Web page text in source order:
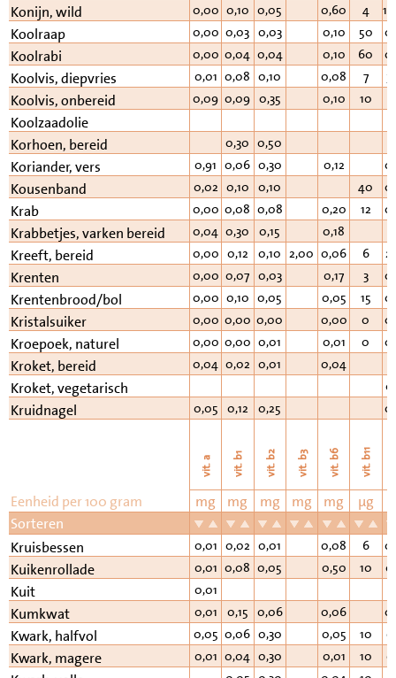
Konijn, wild 0,00 0,10 0,05 0,60 4
Koolraap 0,00 0,03 0,03 0,10 50
Koolrabi 0,00 0,04 0,04 0,10 60
Koolvis, diepvries 0,01 0,08 0,10 0,08 7
Koolvis, onbereid 0,09 0,09 0,35 0,10 10
Koolzaadolie
Korhoen, bereid
0,30 0,50
Koriander, vers 0,91 0,06 0,30 0,12
Kousenband 0,02 0,10 0,10 40
Krab 0,00 0,08 0,08 0,20 12
Krabbetjes, varken bereid 0,04 0,30 0,15 0,18
Kreeft, bereid 0,00 0,12 0,10 2,00 0,06 6
Krenten 0,00 0,07 0,03 0,17 3
Krentenbrood/bol 0,00 0,10 0,05 0,05 15
Kristalsuiker 0,00 0,00 0,00 0,00 0
Kroepoek, naturel 0,00 0,00 0,01 0,01 0
Kroket, bereid 0,04 0,02 0,01 0,04
Kroket, vegetarisch
Kruidnagel 0,05 0,12 0,25
vit. a vit. b1 vit. b2 vit. b3 vit. b6 vit. b11
Eenheid per 100 gram mg mg mg mg mg µg
Sorteren
Kruisbessen
0,01 0,02 0,01 0,08 6
Kuikenrollade 0,01 0,08 0,05 0,50 10
Kuit 0,01
Kumkwat 0,01 0,15 0,06 0,06
Kwark, halfvol 0,05 0,06 0,30 0,05 10
Kwark, magere 0,01 0,04 0,30 0,01 10